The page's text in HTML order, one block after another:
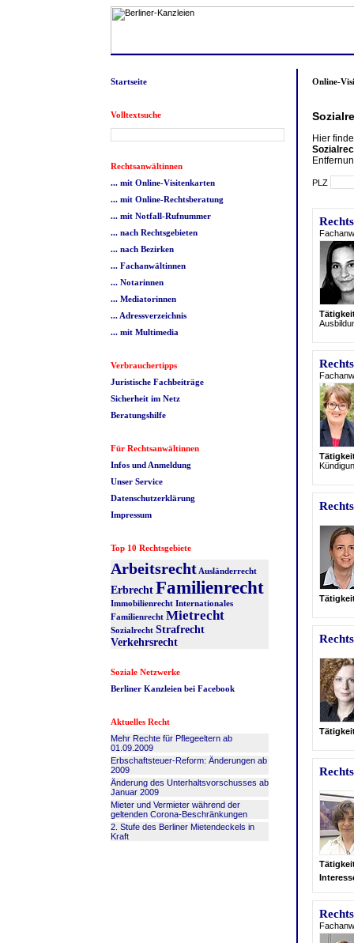
Startseite
Volltextsuche
Rechtsanwältinnen
... mit Online-Visitenkarten
... mit Online-Rechtsberatung
... mit Notfall-Rufnummer
... nach Rechtsgebieten
... nach Bezirken
... Fachanwältinnen
... Notarinnen
... Mediatorinnen
... Adressverzeichnis
... mit Multimedia
Verbrauchertipps
Juristische Fachbeiträge
Sicherheit im Netz
Beratungshilfe
Für Rechtsanwältinnen
Infos und Anmeldung
Unser Service
Datenschutzerklärung
Impressum
Top 10 Rechtsgebiete
Arbeitsrecht Ausländerrecht
Erbrecht Familienrecht
Immobilienrecht Internationales
Familienrecht Mietrecht
Sozialrecht Strafrecht
Verkehrsrecht
Soziale Netzwerke
Berliner Kanzleien bei Facebook
Aktuelles Recht
Mehr Rechte für Pflegeeltern ab
01.09.2009
Erbschaftsteuer-Reform: Änderungen ab
2009
Änderung des Unterhaltsvorschusses ab
Januar 2009
Mieter und Vermieter während der
geltenden Corona-Beschränkungen
2. Stufe des Berliner Mietendeckels in
Kraft
Online-
Hier
PLZ